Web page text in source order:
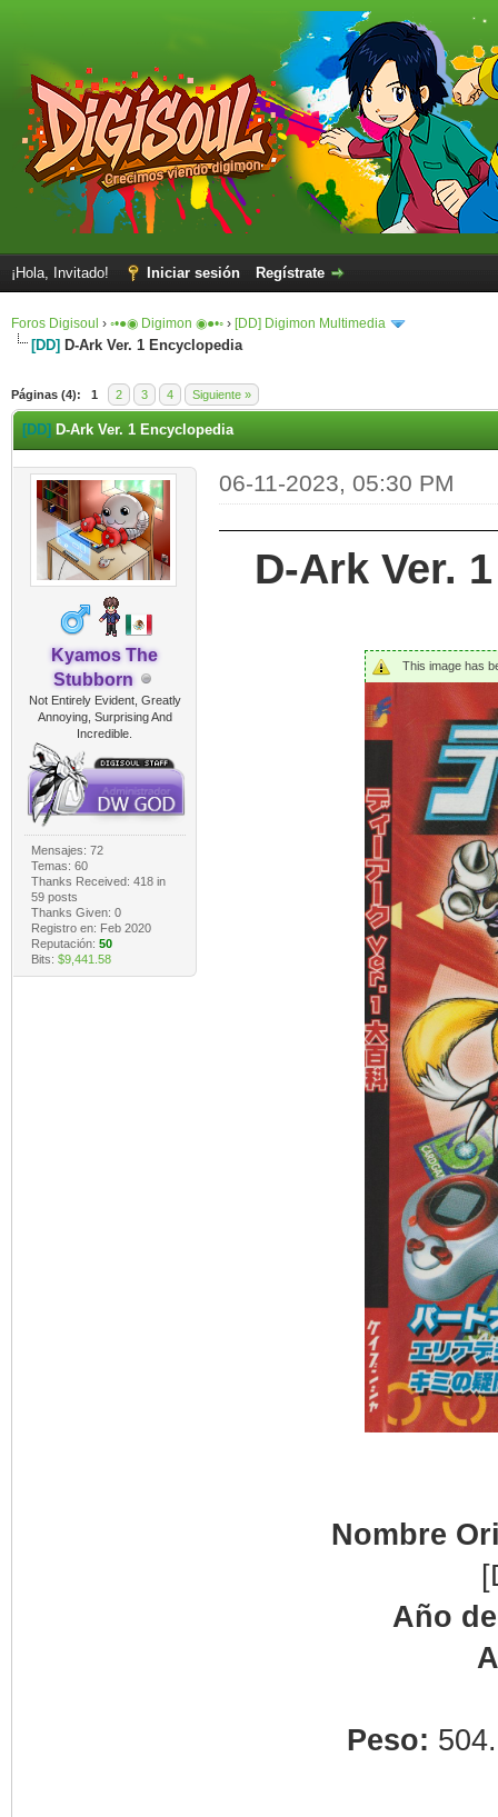
¡Hola, Invitado! Iniciar sesión Regístrate
Foros Digisoul › ◦•●◉ Digimon ◉●•◦ › [DD] Digimon Multimedia
[DD] D-Ark Ver. 1 Encyclopedia
Páginas (4): 1 2 3 4 Siguiente »
[DD] D-Ark Ver. 1 Encyclopedia
Kyamos The
Stubborn
Not Entirely Evident, Greatly
Annoying, Surprising And
Incredible.
Mensajes: 72
Temas: 60
Thanks Received: 418in
59 posts
Thanks Given: 0
Registro en: Feb 2020
Reputación: 50
Bits: $9,441.58
06-11-2023, 05:30 PM
D-Ark Ver.
This image has
Nombre
Año
Peso: